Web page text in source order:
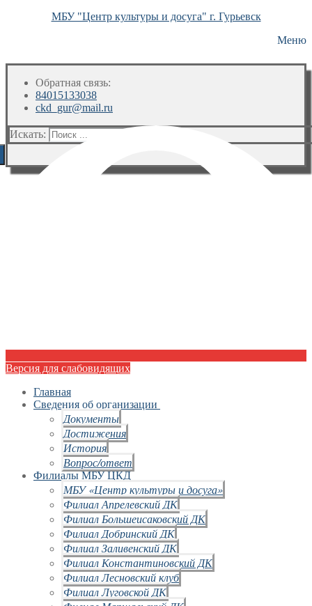
МБУ "Центр культуры и досуга" г. Гурьевск
Меню
Обратная связь:
84015133038
ckd_gur@mail.ru
Искать:
Версия для слабовидящих
Главная
Сведения об организации
Документы
Достижения
История
Вопрос/ответ
Филиалы МБУ ЦКД
МБУ «Центр культуры и досуга»
Филиал Апрелевский ДК
Филиал Большеисаковский ДК
Филиал Добринский ДК
Филиал Заливенский ДК
Филиал Константиновский ДК
Филиал Лесновский клуб
Филиал Луговской ДК